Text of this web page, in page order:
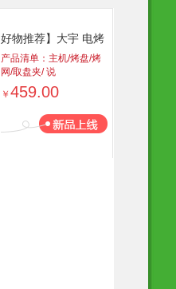
好物推荐】大宇 电烤
箱-榛果棕DY-
KX1801（升级版）
20L 电烤箱 品质生活
厨具 换新季 健康生活
产品清单：主机/烤盘/烤
网/取盘夹/ 说
￥ 459.00